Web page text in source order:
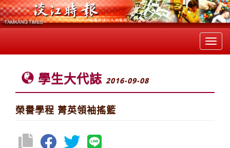
學生大代誌 2016-09-08
榮譽學程 菁英領袖搖籃